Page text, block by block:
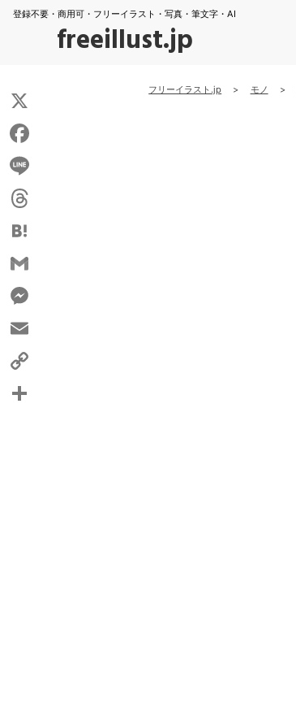
登録不要・商用可・フリーイラスト・写真・筆文字・AI
freeillust.jp
フリーイラスト.jp > モノ >
X
Facebook
Line
Threads
Hatena
Gmail
Messenger
Email
Copy